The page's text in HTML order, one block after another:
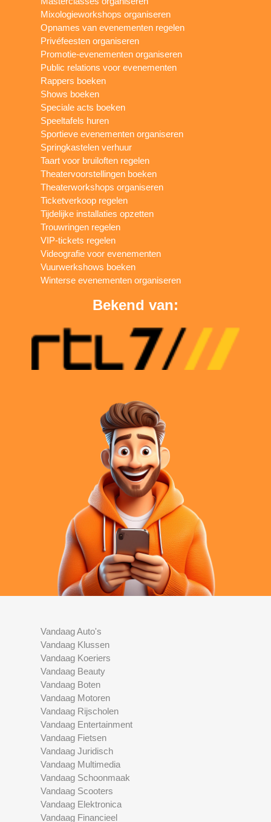
Mixologieworkshops organiseren
Opnames van evenementen regelen
Privéfeesten organiseren
Promotie-evenementen organiseren
Public relations voor evenementen
Rappers boeken
Shows boeken
Speciale acts boeken
Speeltafels huren
Sportieve evenementen organiseren
Springkastelen verhuur
Taart voor bruiloften regelen
Theatervoorstellingen boeken
Theaterworkshops organiseren
Ticketverkoop regelen
Tijdelijke installaties opzetten
Trouwringen regelen
VIP-tickets regelen
Videografie voor evenementen
Vuurwerkshows boeken
Winterse evenementen organiseren
Bekend van:
Vandaag Auto's
Vandaag Klussen
Vandaag Koeriers
Vandaag Beauty
Vandaag Boten
Vandaag Motoren
Vandaag Rijscholen
Vandaag Entertainment
Vandaag Fietsen
Vandaag Juridisch
Vandaag Multimedia
Vandaag Schoonmaak
Vandaag Scooters
Vandaag Elektronica
Vandaag Financieel